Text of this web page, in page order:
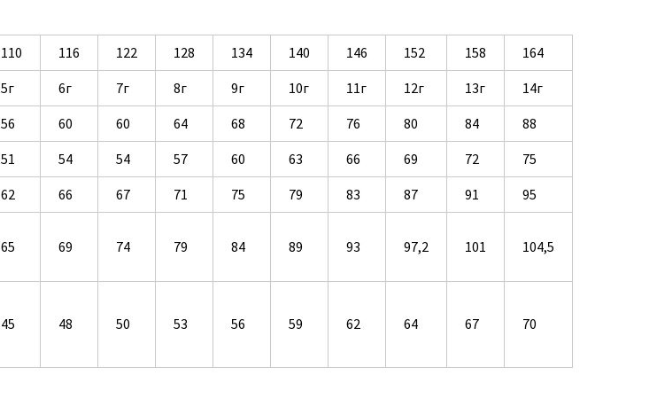
110 116 122 128 134 140 146 152 158
164
5г 6г 7г 8г 9г 10г 11г 12г 13г
14г
56 60 60 64 68 72 76 80 84
88
51 54 54 57 60 63 66 69 72
75
62 66 67 71 75 79 83 87 91
95
65 69 74 79 84 89 93 97,2 101 104,5
45 48 50 53 56 59 62 64 67 70